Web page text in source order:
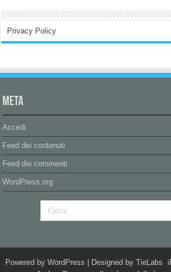
Privacy Policy
Meta
Accedi
Feed dei contenuti
Feed dei commenti
WordPress.org
Powered by WordPress | Designed by TieLabs